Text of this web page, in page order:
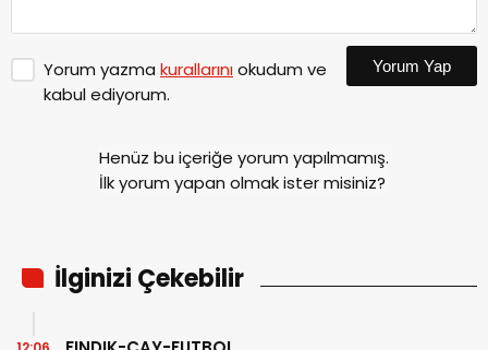
Yorum yazma kurallarınıokudum ve
kabul ediyorum.
Yorum Yap
Henüz bu içeriğe yorum yapılmamış.
İlk yorum yapan olmak ister misiniz?
İlginizi Çekebilir